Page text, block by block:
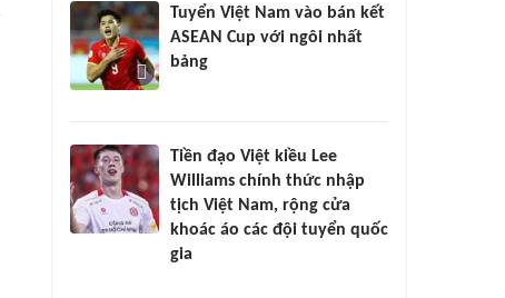
Tuyển Việt Nam vào bán kết
ASEAN Cup với ngôi nhất
bảng
Tiền đạo Việt kiều Lee
Williams chính thức nhập
tịch Việt Nam, rộng cửa
khoác áo các đội tuyển quốc
gia